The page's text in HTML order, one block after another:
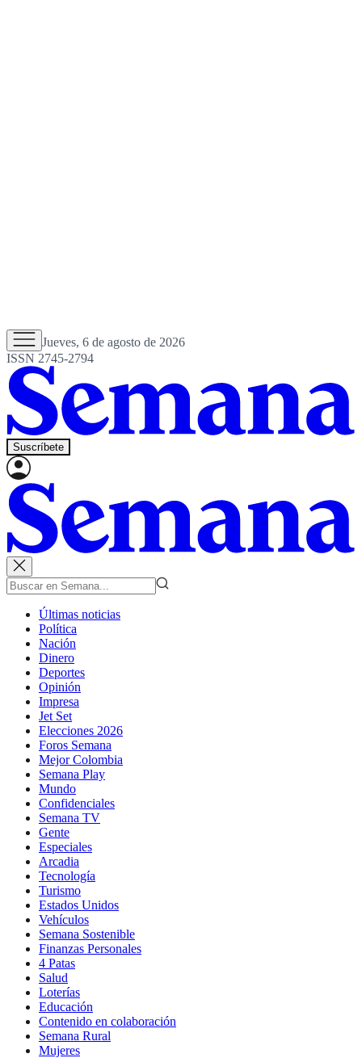
Jueves, 6 de agosto de 2026
ISSN 2745-2794
Suscríbete
Últimas noticias
Política
Nación
Dinero
Deportes
Opinión
Impresa
Jet Set
Elecciones 2026
Foros Semana
Mejor Colombia
Semana Play
Mundo
Confidenciales
Semana TV
Gente
Especiales
Arcadia
Tecnología
Turismo
Estados Unidos
Vehículos
Semana Sostenible
Finanzas Personales
4 Patas
Salud
Loterías
Educación
Contenido en colaboración
Semana Rural
Mujeres